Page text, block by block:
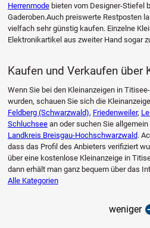
Herrenmodebieten vom Designer-Stiefel
Gaderoben.Auch preiswerte Restposten
vielfach sehr günstig kaufen. Einzelne
Elektronikartikel aus zweiter Hand sogar
Kaufen und Verkaufen über
Wenn Sie bei den Kleinanzeigen in
wurden, schauen Sie sich die
Feldberg (Schwarzwald), Friedenweiler,
Schluchseean oder suchen Sie
Landkreis Breisgau-Hochschwarzwald.
dass das Profil des Anbieters verifiziert
über eine kostenlose Kleinanzeige in
dann erhält man ganz bequem über das
Alle Kategorien
weniger